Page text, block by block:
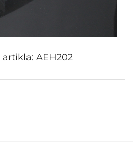
artikla: AEH202